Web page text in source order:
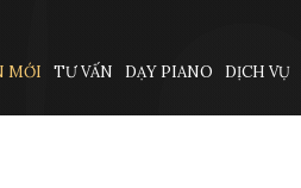
MỚI TƯ VẤN DẠY PIANO DỊCH VỤ